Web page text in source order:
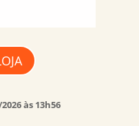
às 13h56